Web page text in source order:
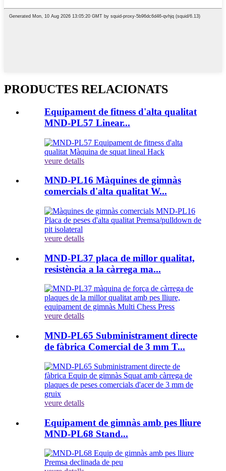
PRODUCTES RELACIONATS
Equipament de fitness d'alta qualitat
MND-PL57 Linear...
veure detalls
MND-PL16 Màquines de gimnàs
comercials d'alta qualitat W...
veure detalls
MND-PL37 placa de millor qualitat,
resistència a la càrrega ma...
veure detalls
MND-PL65 Subministrament directe
de fàbrica Comercial de 3 mm T...
veure detalls
Equipament de gimnàs amb pes lliure
MND-PL68 Stand...